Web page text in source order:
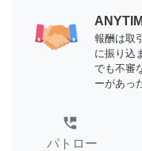
報酬は取
に振り込
でも不審
ーがあっ
perm_phone_msg
パトロー